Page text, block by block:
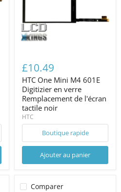
£10.49
HTC One Mini M4 601E
Digitizier en verre
Remplacement de l'écran
tactile noir
HTC
Boutique rapide
Ajouter au panier
Comparer